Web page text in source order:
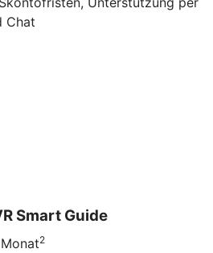
Chat
Smart Guide
2